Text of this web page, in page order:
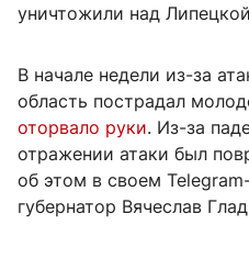
уничтожили над
В начале недели из-за
область пострадал
оторвало руки. Из-за
отражении атаки был
об этом в своем
губернатор Вячеслав